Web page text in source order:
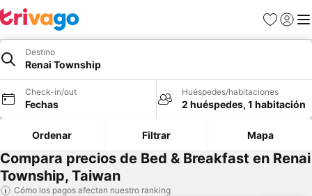
Favoritos
Iniciar
Destino
Renai Township
Check-in/out
Fechas
Huéspedes/habitaciones
2 huéspedes, 1 habitación
Ordenar Filtrar Mapa
Compara precios de Bed & Breakfast en Renai
Township, Taiwan
Cómo los pagos afectan nuestro ranking